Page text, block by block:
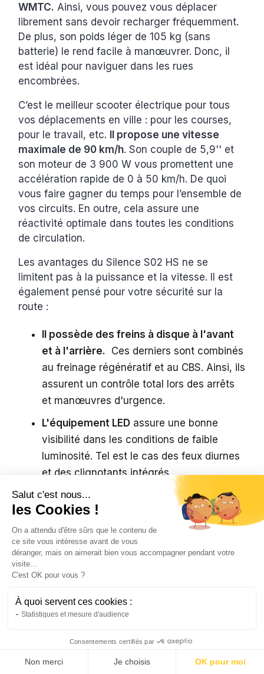
WMTC. Ainsi, vous pouvez vous déplacer
librement sans devoir recharger fréquemment.
De plus, son poids léger de 105 kg (sans
batterie) le rend facile à manœuvrer. Donc, il
est idéal pour naviguer dans les rues
encombrées.
C’est le meilleur scooter électrique pour tous
vos déplacements en ville : pour les courses,
pour le travail, etc. Il propose une vitesse
maximale de 90 km/h. Son couple de 5,9'' et
son moteur de 3 900 W vous promettent une
accélération rapide de 0 à 50 km/h. De quoi
vous faire gagner du temps pour l’ensemble de
vos circuits. En outre, cela assure une
réactivité optimale dans toutes les conditions
de circulation.
Les avantages du Silence S02 HS ne se
limitent pas à la puissance et la vitesse. Il est
également pensé pour votre sécurité sur la
route :
Il possède des freins à disque à l'avant
et à l'arrière. Ces derniers sont combinés
au freinage régénératif et au CBS. Ainsi, ils
assurent un contrôle total lors des arrêts
et manœuvres d'urgence.
L'équipement LED assure une bonne
visibilité dans les conditions de faible
luminosité. Tel est le cas des feux diurnes
et des clignotants intégrés.
Le compteur de vitesse digitalfournit
des informations importantes pour
maîtriser la conduite. Il indique : la vitesse,
le niveau de charge de la batterie et les
kilomètres restants. Ce qui vous permet
Avec ce modèle, vous êtes protégée des
accessoire est sous garantie pendant 3 ans. Le
scooter en elle-même est couvert par la
Salut c'est nous...
les Cookies !
On a attendu d'être sûrs que le contenu de
ce site vous intéresse avant de vous
déranger, mais on aimerait bien vous accompagner pendant votre
visite...
C'est OK pour vous ?
À quoi servent ces cookies :
Statistiques et mesure d'audience
Consentements certifiés par
Non merci Je choisis OK pour moi